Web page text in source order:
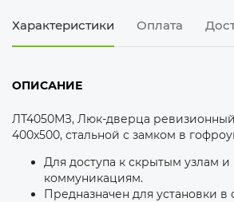
Характеристики Оплата
ОПИСАНИЕ
ЛТ4050МЗ, Люк-дверца
400х500, стальной с замком в
Для доступа к скрытым узлам
коммуникациям.
Предназначен для установки в